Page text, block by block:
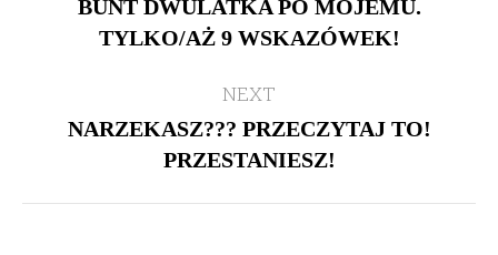
Previous
BUNT DWULATKA PO MOJEMU.
TYLKO/AŻ 9 WSKAZÓWEK!
NEXT
Next
NARZEKASZ??? PRZECZYTAJ TO!
PRZESTANIESZ!